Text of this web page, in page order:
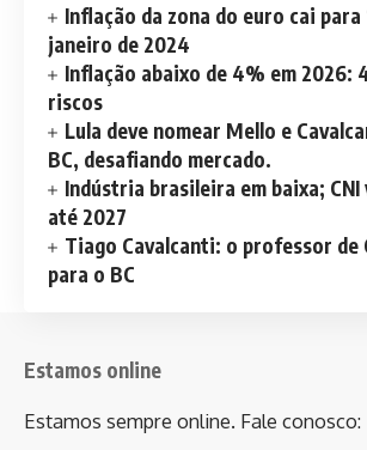
Inflação da zona do euro cai para
janeiro de 2024
Inflação abaixo de 4% em 2026:
riscos
Lula deve nomear Mello e
BC, desafiando mercado.
Indústria brasileira em baixa; CNI
até 2027
Tiago Cavalcanti: o professor de
para o BC
Estamos online
Estamos sempre online. Fale conosco: